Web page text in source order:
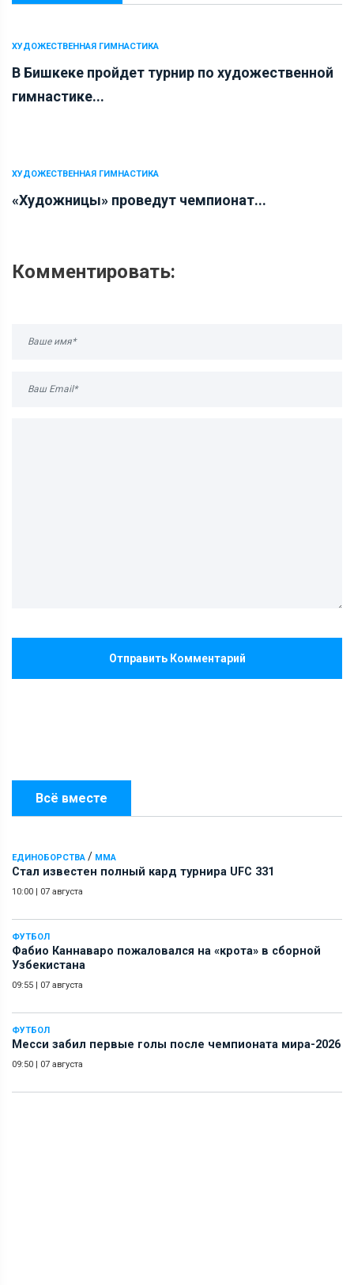
Всё вместе
ЕДИНОБОРСТВА / ММА
Стал известен полный кард турнира UFC 331
10:00 | 07 августа
ФУТБОЛ
Фабио Каннаваро пожаловался на «крота» в сборной
Узбекистана
09:55 | 07 августа
ФУТБОЛ
Месси забил первые голы после чемпионата мира-2026
09:50 | 07 августа
ХУДОЖЕСТВЕННАЯ ГИМНАСТИКА
В Бишкеке пройдет турнир по художественной
гимнастике...
ХУДОЖЕСТВЕННАЯ ГИМНАСТИКА
«Художницы» проведут чемпионат...
Комментировать:
Отправить Комментарий